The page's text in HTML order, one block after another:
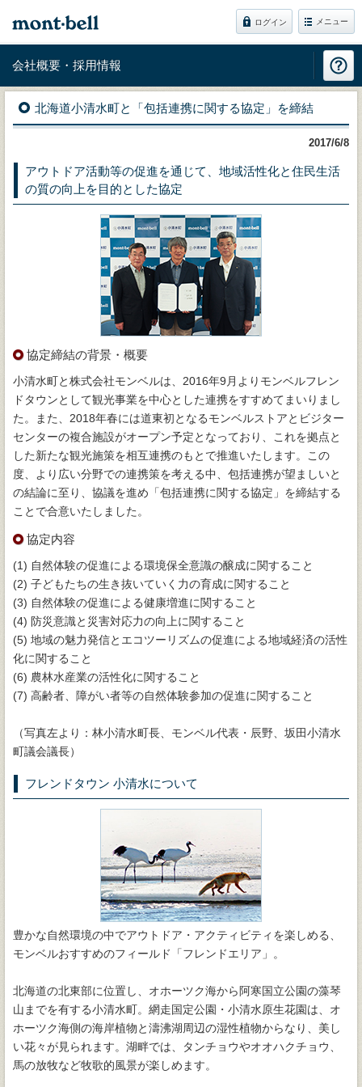
ログイン メニュー
会社概要・採用情報
北海道小清水町と「包括連携に関する協定」を締結
2017/6/8
アウトドア活動等の促進を通じて、地域活性化と住民生活
の質の向上を目的とした協定
協定締結の背景・概要
小清水町と株式会社モンベルは、2016年9月よりモンベルフレン
ドタウンとして観光事業を中心とした連携をすすめてまいりまし
た。また、2018年春には道東初となるモンベルストアとビジター
センターの複合施設がオープン予定となっており、これを拠点と
した新たな観光施策を相互連携のもとで推進いたします。この
度、より広い分野での連携策を考える中、包括連携が望ましいと
の結論に至り、協議を進め「包括連携に関する協定」を締結する
ことで合意いたしました。
協定内容
(1) 自然体験の促進による環境保全意識の醸成に関すること
(2) 子どもたちの生き抜いていく力の育成に関すること
(3) 自然体験の促進による健康増進に関すること
(4) 防災意識と災害対応力の向上に関すること
(5) 地域の魅力発信とエコツーリズムの促進による地域経済の活性
化に関すること
(6) 農林水産業の活性化に関すること
(7) 高齢者、障がい者等の自然体験参加の促進に関すること
（写真左より：林小清水町長、モンベル代表・辰野、坂田小清水
町議会議長）
フレンドタウン 小清水について
豊かな自然環境の中でアウトドア・アクティビティを楽しめる、
モンベルおすすめのフィールド「フレンドエリア」。
北海道の北東部に位置し、オホーツク海から阿寒国立公園の藻琴
山までを有する小清水町。網走国定公園・小清水原生花園は、オ
ホーツク海側の海岸植物と濤沸湖周辺の湿性植物からなり、美し
い花々が見られます。湖畔では、タンチョウやオオハクチョウ、
馬の放牧など牧歌的風景が楽しめます。